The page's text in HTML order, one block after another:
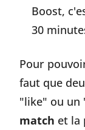
Boost,
30
Pour
faut que
"like" ou un
match et la